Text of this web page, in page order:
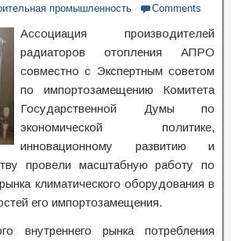
промышленность Comments
Ассоциация производителей
радиаторов отопления АПРО
совместно с Экспертным советом
по импортозамещению Комитета
Государственной Думы по
экономической политике,
инновационному развитию и
провели масштабную работу по
климатического оборудования в
его импортозамещения.
внутреннего рынка потребления